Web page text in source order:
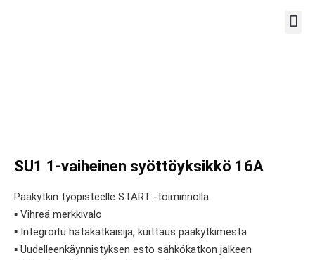
SU1 1-vaiheinen syöttöyksikkö 16A
Pääkytkin työpisteelle START -toiminnolla
▪ Vihreä merkkivalo
▪ Integroitu hätäkatkaisija, kuittaus pääkytkimestä
▪ Uudelleenkäynnistyksen esto sähkökatkon jälkeen